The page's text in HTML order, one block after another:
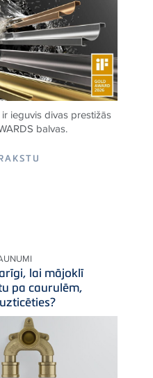
ieguvis divas prestižās
balvas.
lai mājoklī
pa caurulēm,